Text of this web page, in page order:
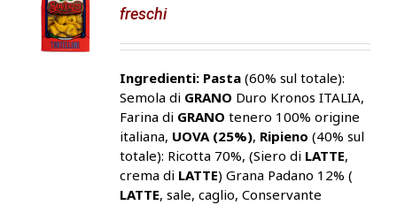
freschi
Ingredienti: Pasta(60% sul totale):
Semola di GRANO Duro Kronos ITALIA,
Farina di GRANO tenero 100% origine
italiana, UOVA (25%), Ripieno (40% sul
totale): Ricotta 70%, (Siero di LATTE,
crema di LATTE) Grana Padano 12% (
LATTE, sale, caglio, Conservante